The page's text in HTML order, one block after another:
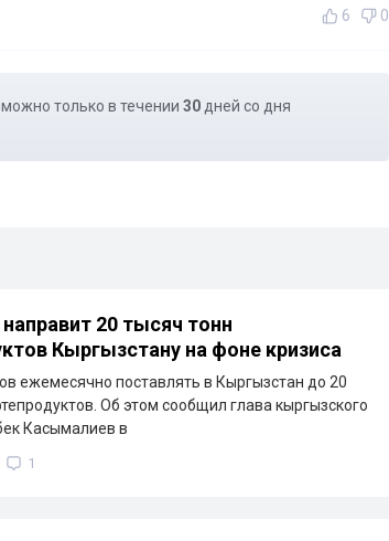
6 0
только в течении 30 дней со дня
20 тысяч тонн
Кыргызстану на фоне кризиса
ежемесячно поставлять в Кыргызстан до 20
Об этом сообщил глава кыргызского
Касымалиев в
1